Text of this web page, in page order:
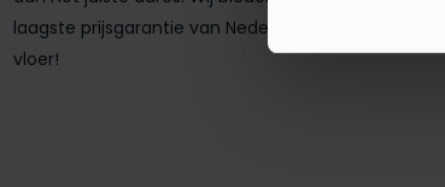
laagste prijsgarantie van Nederland. Zo weet je
vloer!